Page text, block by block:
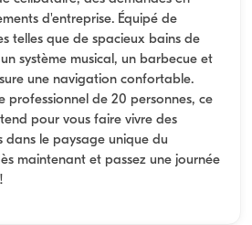
d'entreprise. Équipé de
telles que de spacieux bains de
système musical, un barbecue et
une navigation confortable.
professionnel de 20 personnes, ce
pour vous faire vivre des
dans le paysage unique du
maintenant et passez une journée